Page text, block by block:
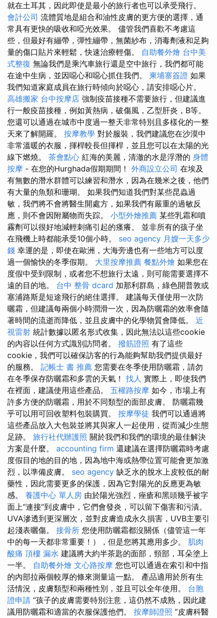
就在土耳其，因此即使是最小的旅行者也可以承受飛行。
會計公司 流體質地是組合和油性皮膚的更方便的選擇，通
常具有更快的吸收和啞光效果。 儘管我們喜歡不考慮這
些，但最好有繃帶，彈性繃帶，無菌紗布，消毒劑液和足夠
量的傷口貼片來輕鬆，快速治療輕傷。 自助餐外燴 台中美
式整復 無論我們是乘汽車旅行還是空中旅行，我們都可能
在途中生病，並因噁心和噁心抓住我們。 柬埔寨簽證 如果
我們知道家庭成員在旅行時傾向於噁心，請安排噁心片。
高雄搬家 台中按摩店 強制疫苗接種不需要旅行，但建議進
行一般疫苗接種，例如黃熱病，破傷風，乙型肝炎，B等。
您還可以通過在城市中度過一整天非常特別且多樣化的一整
天來了解開羅。 按摩教學 對於服裝，我們建議您在沙漠中
非常溫暖的衣服，揮桿較長但揮桿，並且您可以在太陽的光
線下燃燒。 茶會點心 紅海的美麗，清澈的水是浮潛的 身體
按摩 - 在您的Hurghada假期期間！ 外商設立公司 在埃及
有無數的潛水群體可以練習和潛水，因為在幾米之後，他們
有大量的魚類和珊瑚。 如果我們知道我們對某些昆蟲過
敏，我們將不會將醫生開處方，如果我們有嚴重的過敏反
應，則不會因附屬物而失踪。 小型外燴推薦 某些乳霜和噴
霧劑可以很好地減輕刺痛引起的瘙癢。 並非所有的孩子坐
在飛機上時都能承受10個小時。 seo agency 月嫂一天多少
錢 幸運的是，即使在歐洲，大海旁邊也有一些地方可以度
過一個愉快的冬季假期。 大里按摩推薦 餐點外燴 如果您在
度假中受到限制，或者您不想旅行太遠，則可能需要選擇不
遠的目的地。 台中 整骨 dcard 加那利群島，綠色開普敦或
塞浦路斯是短途飛行的絕佳選擇。 建議每天僅使用一次防
曬霜，但建議每兩個小時潤滑一次，因為防曬霜的效率會隨
著時間的流逝而降低，並且皮膚中的化學物質會降低。 近
視雷射 統計數據以匿名形式收集，因此無法以這些cookie
的內容以任何方式識別訪問者。 撥筋證照 有了這些
cookie，我們可以確保訪客的行為能夠幫助我們提供最好
的服務。 記帳士 書 推薦 您需要在冬季使用防曬霜，請勿
在冬季保存防曬霜和多雲的天氣！ 找人 實際上，即使我們
在裡面，建議使用這些產品。 五權路按摩 如今，市場上有
許多方便的防曬霜，用於不同類型的面部皮膚。 防曬霜幾
乎可以用可回收塑料包裝購買。 按摩學徒 我們可以通過將
這些產品放入大包裝並將其與家人一起使用，從而減少生態
足跡。 旅行社代辦護照 關於我們和我們的環境的最佳解決
方案是什麼。 accounting firm 還建議在選擇防曬霜時考慮
度假目的地的目的地，因為地中海或熱帶位置可能會更加激
烈，以準備皮膚。 seo agency 缺乏水的脫水上皮較低的耐
藥性，因此需要更多的保護，因為它對陽光的反應更為敏
感。 養護中心 單人房 由於陽光強烈，痤瘡和黑頭幾乎被字
面上“連接”到皮膚中，它們會發炎，可以留下傷害和污漬。
UVA滲透到更深層次，並對皮膚造成永久損害，UVB主要引
起淺表曬傷。 接骨所 您使用防曬霜都沒關係（儘管這一年
中的每一天都非常重要！），但是您將其應用多少。 肌肉
酸痛 頂樓 漏水 建議將大約半茶匙的面部，頸部，耳朵塗上
一半。 自助餐外燴 文心路按摩 您也可以通過在索引和中指
的內部拉兩個較厚的條來測量這一點。 產品適用於所有生
活情況，皮膚類型和兩種性別，並且可以全年使用。 台胞
證申請 “孩子的皮膚需要特別注意，這仍然不成熟，因此建
議用防曬霜和適當的衣服保護他們。 按摩師證照 ”皮膚科醫